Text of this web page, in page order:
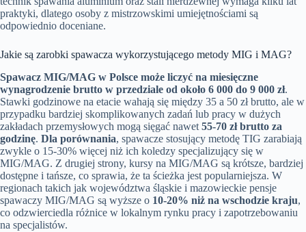
praktyki, dlatego osoby z mistrzowskimi umiejętnościami są
odpowiednio doceniane.
Jakie są zarobki spawacza wykorzystującego metody MIG i MAG?
Spawacz MIG/MAG w Polsce może liczyć na miesięczne
wynagrodzenie brutto w przedziale od około 6 000 do 9 000 zł.
Stawki godzinowe na etacie wahają się między 35 a 50 zł brutto, ale w
przypadku bardziej skomplikowanych zadań lub pracy w dużych
zakładach przemysłowych mogą sięgać nawet 55-70 zł brutto za
godzinę. Dla porównania, spawacze stosujący metodę TIG zarabiają
zwykle o 15-30% więcej niż ich koledzy specjalizujący się w
MIG/MAG. Z drugiej strony, kursy na MIG/MAG są krótsze, bardziej
dostępne i tańsze, co sprawia, że ta ścieżka jest popularniejsza. W
regionach takich jak województwa śląskie i mazowieckie pensje
spawaczy MIG/MAG są wyższe o 10-20% niż na wschodzie kraju,
co odzwierciedla różnice w lokalnym rynku pracy i zapotrzebowaniu
na specjalistów.